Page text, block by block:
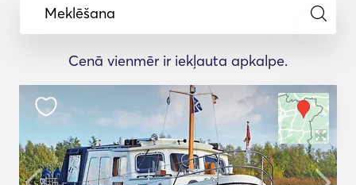
Meklēšana
Cenā vienmēr ir iekļauta apkalpe.